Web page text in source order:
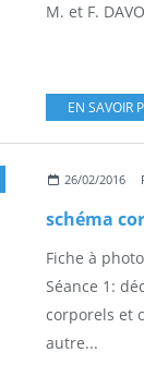
M. et F.
EN SAVOIR
,GRANDE
26/02/2016
schéma
Fiche à
Séance 1:
corporels et
autre...